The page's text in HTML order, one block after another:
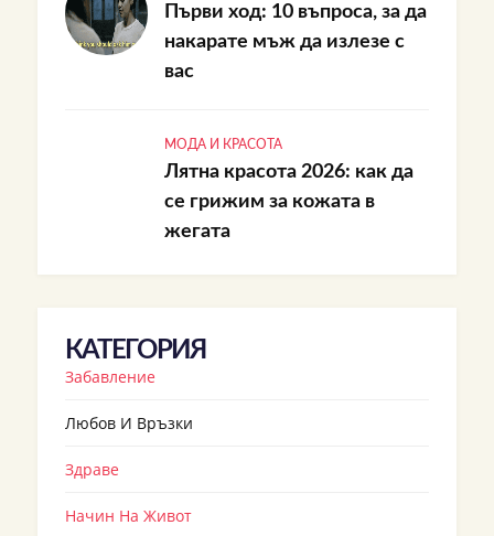
Първи ход: 10 въпроса, за да
накарате мъж да излезе с
вас
МОДА И КРАСОТА
Лятна красота 2026: как да
се грижим за кожата в
жегата
КАТЕГОРИЯ
Забавление
Любов И Връзки
Здраве
Начин На Живот